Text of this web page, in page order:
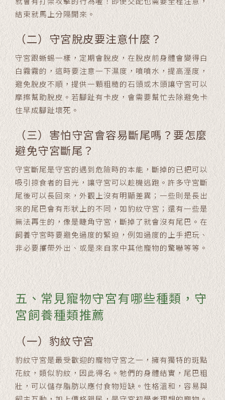
結束就馬上分隔開來。
（二）守宮脫皮要注意什麼？
守宮跟蜥蜴一樣，定期會脫皮，在脫皮前身體會變得白
白霧霧的，這時要注意一下濕度，噴噴水，提高溼度，
避免脫皮不順，提供一顆粗糙的石頭或木頭讓守宮可以
摩擦幫助脫皮。若腳趾有卡皮，會需要幫忙去除避免卡
住早成腳趾壞死。
（三）害怕守宮會容易斷尾嗎？要怎麼
避免守宮斷尾？
守宮斷尾是守宮的遇到危險時的本能，斷掉的已把可以
吸引掠食者的目光，讓守宮可以趁機逃跑。許多守宮斷
尾後可以長回來，外觀上沒有明顯差異；一些則是長出
來的尾巴會有形狀上的不同，如豹紋守宮；還有一些是
無法再生的，像是睫角守宮，斷掉了就會沒有尾巴。在
飼養守宮時要避免過度的緊迫，例如過度的上手把玩、
非必要攜帶外出、或是來自家中其他寵物的驚嚇等等。
五、常見寵物守宮有哪些種類，守
宮飼養種類推薦
（一）豹紋守宮
豹紋守宮是最受歡迎的寵物守宮之一，擁有獨特的斑點
花紋，類似豹紋，因此得名。牠們的身體結實，尾巴粗
壯，可以儲存脂肪以應付食物短缺。性格溫和，容易與